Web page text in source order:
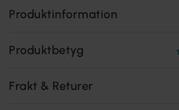
Produktinformation
Produktbetyg
Frakt & Returer